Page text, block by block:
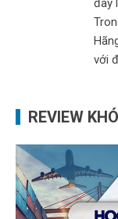
đây
với
REVIEW